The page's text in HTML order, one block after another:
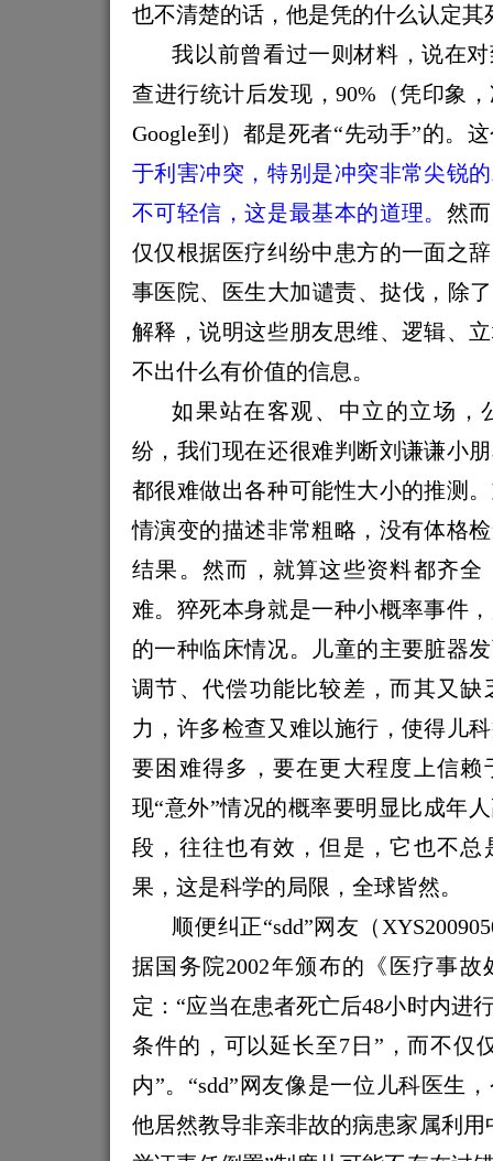
也不清楚的话，他是凭的什么认定其
我以前曾看过一则材料，说在
查进行统计后发现，90% （凭印象
Google到）都是死者“先动手”的。
于利害冲突，特别是冲突非常尖锐
不可轻信，这是最基本的道理。 然
仅仅根据医疗纠纷中患方的一面之
事医院、医生大加谴责、挞伐，除
解释，说明这些朋友思维、逻辑、
不出什么有价值的信息。
如果站在客观、中立的立场，
纷，我们现在还很难判断刘谦谦小
都很难做出各种可能性大小的推测
情演变的描述非常粗略，没有体格
结果。然而，就算这些资料都齐全
难。猝死本身就是一种小概率事件
的一种临床情况。儿童的主要脏器
调节、代偿功能比较差，而其又缺
力，许多检查又难以施行，使得儿
要困难得多，要在更大程度上信赖
现“意外”情况的概率要明显比成年
段，往往也有效，但是，它也不总
果，这是科学的局限，全球皆然。
顺便纠正“sdd”网友（
据国务院2002年颁布的《医疗事故
定：“应当在患者死亡后48小时内进
条件的，可以延长至7日”，而不仅
内”。“sdd”网友像是一位儿科医生
他居然教导非亲非故的病患家属利用